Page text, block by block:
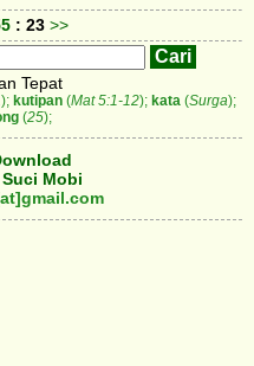
: 23 >>
Tepat
); kutipan(Mat 5:1-12); kata (Surga);
(25);
Mobi